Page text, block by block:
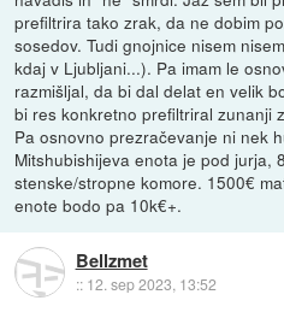
prefiltrira tako zrak, da ne dobim
sosedov. Tudi gnojnice nisem
kdaj v Ljubljani...). Pa imam le
razmišljal, da bi dal delat en velik
bi res konkretno prefiltriral zunanji
Pa osnovno prezračevanje ni nek
Mitshubishijeva enota je pod jurja,
stenske/stropne komore. 1500€
enote bodo pa 10k€+.
Bellzmet
:: 12. sep 2023, 13:52